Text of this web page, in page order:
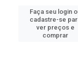
Faça seu login
cadastre-se
ver preços e
comprar